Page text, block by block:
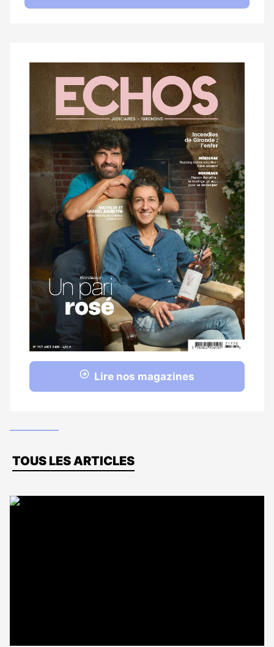
Notre
dernier
magazine
Lire nos magazines
Dernières
TOUS LES ARTICLES